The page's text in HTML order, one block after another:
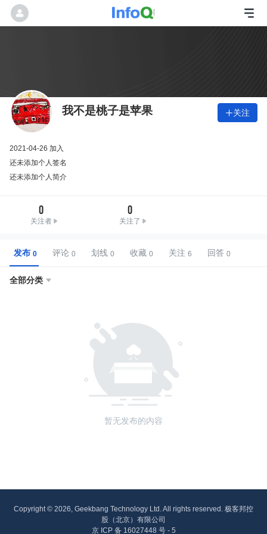
我不是桃子是苹果 关注
2021-04-26 加入
还未添加个人签名
还未添加个人简介
0
关注者
0
关注了
发布 评论 划线 收藏 关注 回答
全部分类 
暂无发布的内容
Copyright © 2026, Geekbang Technology Ltd. All rights reserved. 极客邦控
股（北京）有限公司
京 ICP 备 16027448 号 - 5